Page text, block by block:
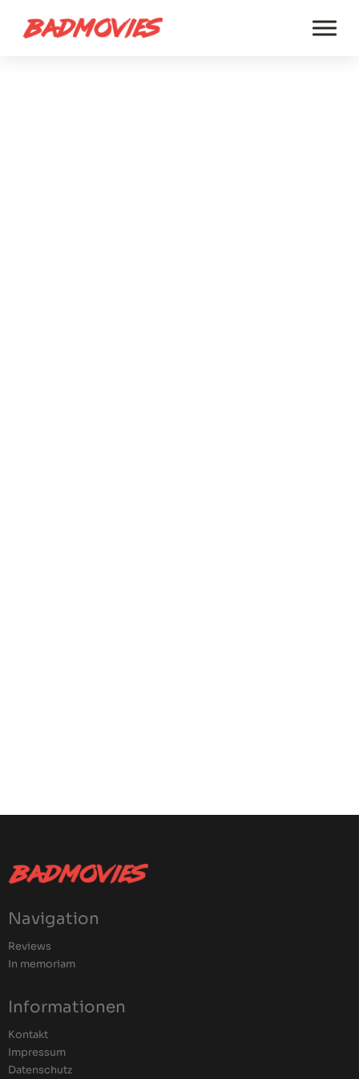
Navigation
Reviews
In memoriam
Informationen
Kontakt
Impressum
Datenschutz